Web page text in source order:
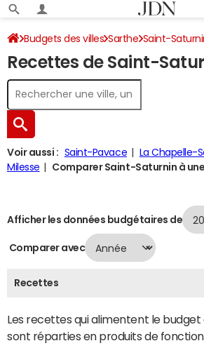
Budgets des villes Sarthe Saint-
Recettes de Saint-
Voir aussi : Saint-Pavace La Chapelle-
Milesse
Comparer Saint-Saturnin à
Afficher les données budgétaires de
Comparer avec
Recettes
Les recettes qui alimentent le
sont réparties en produits de